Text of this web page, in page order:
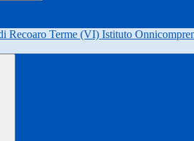
Istituto